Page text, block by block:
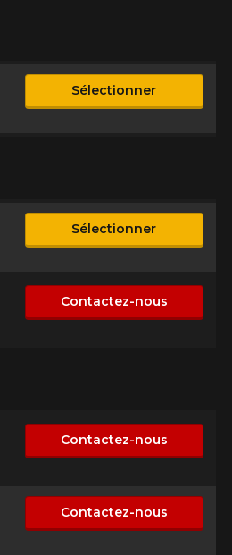
Sélectionner
Sélectionner
Contactez-nous
Contactez-nous
Contactez-nous